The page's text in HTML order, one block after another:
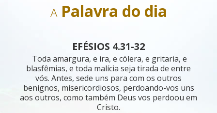
Blog
Parceiros
Sobre
APalavra do dia
EFÉSIOS 4.31-32
Toda amargura, e ira, e cólera, e gritaria, e
blasfêmias, e toda malícia seja tirada de entre
vós. Antes, sede uns para com os outros
benignos, misericordiosos, perdoando-vos uns
aos outros, como também Deus vos perdoou em
Cristo.